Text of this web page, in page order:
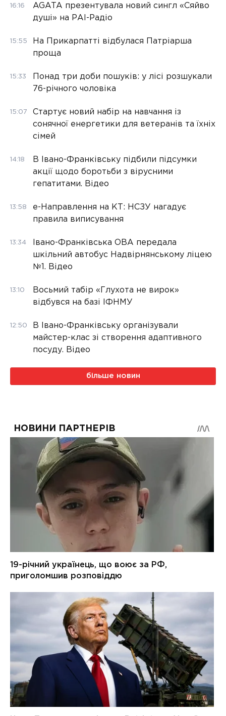
16:16
AGATA презентувала новий сингл «Сяйво
душі» на РАІ-Радіо
15:55
На Прикарпатті відбулася Патріарша
проща
15:33
Понад три доби пошуків: у лісі розшукали
76-річного чоловіка
15:07
Стартує новий набір на навчання із
сонячної енергетики для ветеранів та їхніх
сімей
14:18
В Івано-Франківську підбили підсумки
акції щодо боротьби з вірусними
гепатитами. Відео
13:58
е-Направлення на КТ: НСЗУ нагадує
правила виписування
13:34
Івано-Франківська ОВА передала
шкільний автобус Надвірнянському ліцею
№1. Відео
13:10
Восьмий табір «Глухота не вирок»
відбувся на базі ІФНМУ
12:50
В Івано-Франківську організували
майстер-клас зі створення адаптивного
посуду. Відео
більше новин